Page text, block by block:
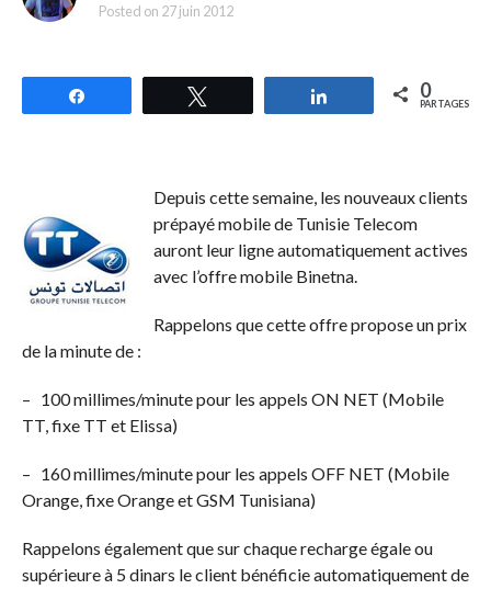
Posted on 27 juin 2012
Partagez 0
PARTAGES
Depuis cette semaine, les nouveaux clients
prépayé mobile de Tunisie Telecom
auront leur ligne automatiquement actives
avec l’offre mobile Binetna.
Rappelons que cette offre propose un prix
de la minute de :
– 100 millimes/minute pour les appels ON NET (Mobile
TT, fixe TT et Elissa)
– 160 millimes/minute pour les appels OFF NET (Mobile
Orange, fixe Orange et GSM Tunisiana)
Rappelons également que sur chaque recharge égale ou
supérieure à 5 dinars le client bénéficie automatiquement de